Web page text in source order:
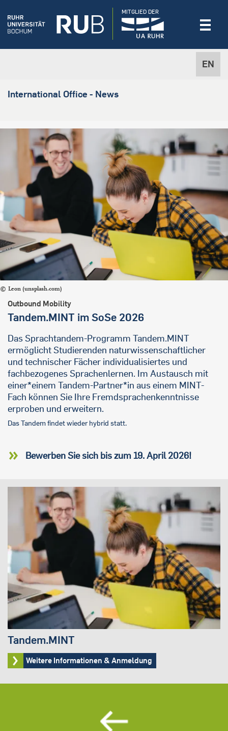
EN
MITGLIED DER
International Office - News
Leon (unsplash.com)
Outbound Mobility
Tandem.MINT im SoSe 2026
Das Sprachtandem-Programm Tandem.MINT
ermöglicht Studierenden naturwissenschaftlicher
und technischer Fächer individualisiertes und
fachbezogenes Sprachenlernen. Im Austausch mit
einer*einem Tandem-Partner*in aus einem MINT-
Fach können Sie Ihre Fremdsprachenkenntnisse
erproben und erweitern.
Das Tandem findet wieder hybrid statt.
Bewerben Sie sich bis zum 19. April 2026!
Tandem.MINT
Weitere Informationen & Anmeldung